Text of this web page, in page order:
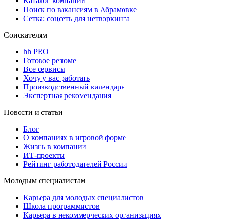
Поиск по вакансиям в Абрамовке
Сетка: соцсеть для нетворкинга
Соискателям
hh PRO
Готовое резюме
Все сервисы
Хочу у вас работать
Производственный календарь
Экспертная рекомендация
Новости и статьи
Блог
О компаниях в игровой форме
Жизнь в компании
ИТ-проекты
Рейтинг работодателей России
Молодым специалистам
Карьера для молодых специалистов
Школа программистов
Карьера в некоммерческих организациях